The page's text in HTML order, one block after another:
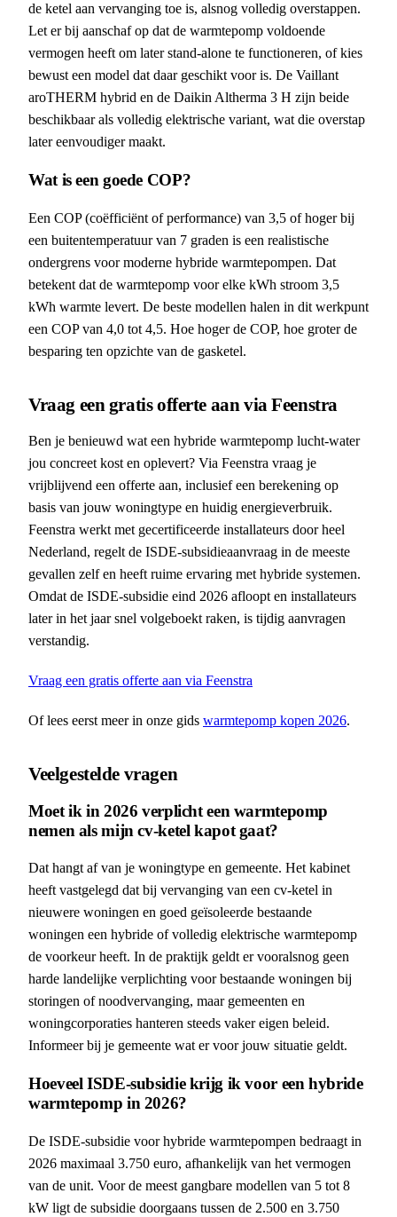
de ketel aan vervanging toe is, alsnog volledig overstappen.
Let er bij aanschaf op dat de warmtepomp voldoende
vermogen heeft om later stand-alone te functioneren, of kies
bewust een model dat daar geschikt voor is. De Vaillant
aroTHERM hybrid en de Daikin Altherma 3 H zijn beide
beschikbaar als volledig elektrische variant, wat die overstap
later eenvoudiger maakt.
Wat is een goede COP?
Een COP (coëfficiënt of performance) van 3,5 of hoger bij
een buitentemperatuur van 7 graden is een realistische
ondergrens voor moderne hybride warmtepompen. Dat
betekent dat de warmtepomp voor elke kWh stroom 3,5
kWh warmte levert. De beste modellen halen in dit werkpunt
een COP van 4,0 tot 4,5. Hoe hoger de COP, hoe groter de
besparing ten opzichte van de gasketel.
Vraag een gratis offerte aan via Feenstra
Ben je benieuwd wat een hybride warmtepomp lucht-water
jou concreet kost en oplevert? Via Feenstra vraag je
vrijblijvend een offerte aan, inclusief een berekening op
basis van jouw woningtype en huidig energieverbruik.
Feenstra werkt met gecertificeerde installateurs door heel
Nederland, regelt de ISDE-subsidieaanvraag in de meeste
gevallen zelf en heeft ruime ervaring met hybride systemen.
Omdat de ISDE-subsidie eind 2026 afloopt en installateurs
later in het jaar snel volgeboekt raken, is tijdig aanvragen
verstandig.
Vraag een gratis offerte aan via Feenstra
Of lees eerst meer in onze gids warmtepomp kopen 2026.
Veelgestelde vragen
Moet ik in 2026 verplicht een warmtepomp
nemen als mijn cv-ketel kapot gaat?
Dat hangt af van je woningtype en gemeente. Het kabinet
heeft vastgelegd dat bij vervanging van een cv-ketel in
nieuwere woningen en goed geïsoleerde bestaande
woningen een hybride of volledig elektrische warmtepomp
de voorkeur heeft. In de praktijk geldt er vooralsnog geen
harde landelijke verplichting voor bestaande woningen bij
storingen of noodvervanging, maar gemeenten en
woningcorporaties hanteren steeds vaker eigen beleid.
Informeer bij je gemeente wat er voor jouw situatie geldt.
Hoeveel ISDE-subsidie krijg ik voor een hybride
warmtepomp in 2026?
De ISDE-subsidie voor hybride warmtepompen bedraagt in
2026 maximaal 3.750 euro, afhankelijk van het vermogen
van de unit. Voor de meest gangbare modellen van 5 tot 8
kW ligt de subsidie doorgaans tussen de 2.500 en 3.750